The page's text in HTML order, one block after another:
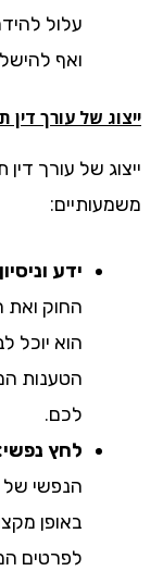
עלול
ואף להישלח
של עורך דין
של עורך דין
ידע וניסיון:
החוק ואת
הוא יוכל
הטענות
לחץ נפשי:
הנפשי של
באופן מקצועי
לפרטים